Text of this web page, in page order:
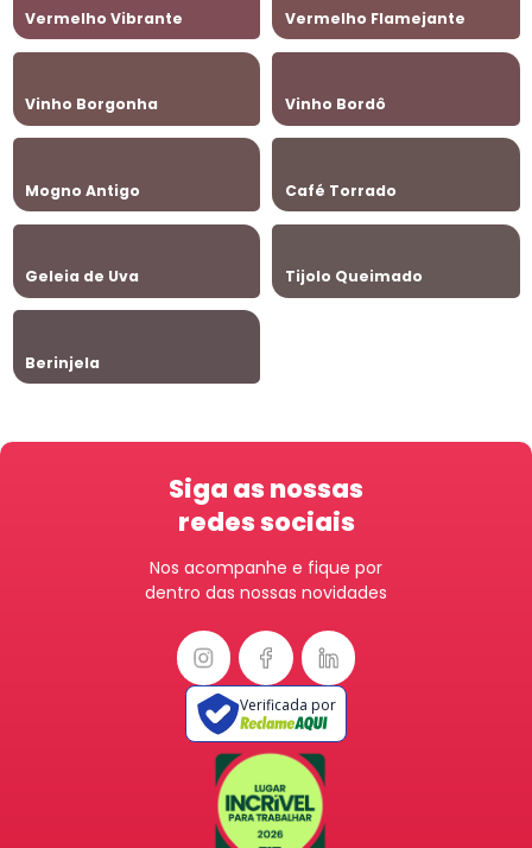
Vermelho Vibrante Vermelho Flamejante
Vinho Borgonha Vinho Bordô
Mogno Antigo Café Torrado
Geleia de Uva Tijolo Queimado
Berinjela
Siga as nossas
redes sociais
Nos acompanhe e fique por
dentro das nossas novidades
Verificada por